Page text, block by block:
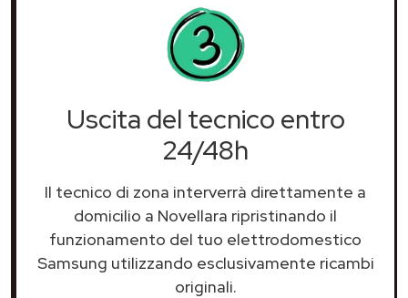
Uscita del tecnico entro
24/48h
Il tecnico di zona interverrà direttamente a
domicilio a Novellara ripristinando il
funzionamento del tuo elettrodomestico
Samsung utilizzando esclusivamente ricambi
originali.